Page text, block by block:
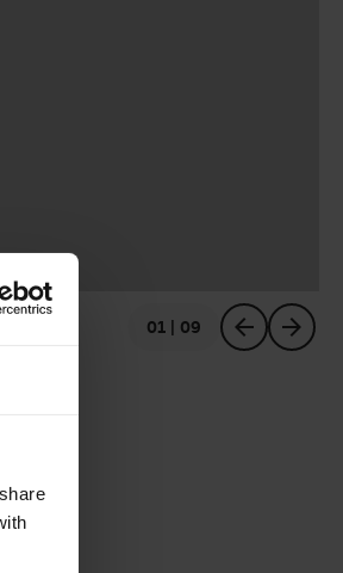
01 | 09 vorherigesnächstes